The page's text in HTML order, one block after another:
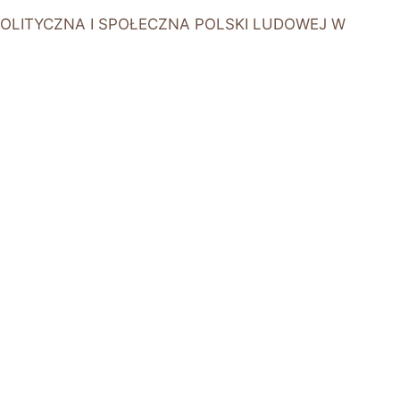
I SPOŁECZNA POLSKI LUDOWEJ W